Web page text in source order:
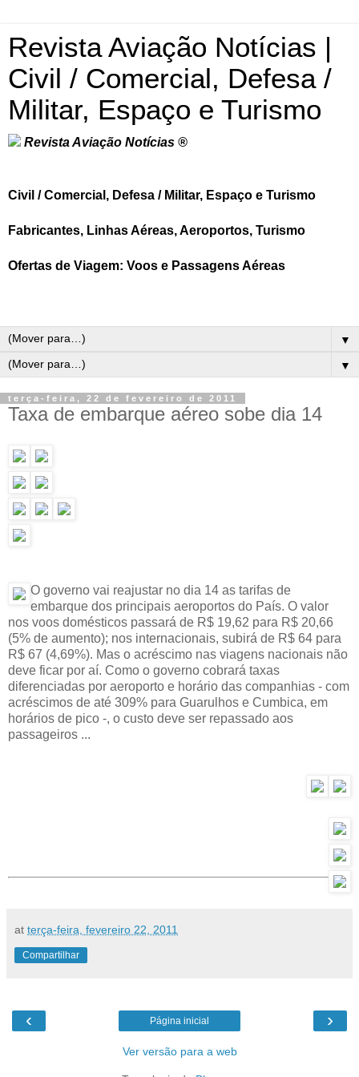
Revista Aviação Notícias |
Civil / Comercial, Defesa /
Militar, Espaço e Turismo
Revista Aviação Notícias ®
Civil / Comercial, Defesa / Militar, Espaço e Turismo
Fabricantes, Linhas Aéreas, Aeroportos, Turismo
Ofertas de Viagem: Voos e Passagens Aéreas
▼
▼
terça-feira, 22 de fevereiro de 2011
Taxa de embarque aéreo sobe dia 14
O governo vai reajustar no dia 14 as tarifas de
embarque dos principais aeroportos do País. O valor
nos voos domésticos passará de R$ 19,62 para R$ 20,66
(5% de aumento); nos internacionais, subirá de R$ 64 para
R$ 67 (4,69%). Mas o acréscimo nas viagens nacionais não
deve ficar por aí. Como o governo cobrará taxas
diferenciadas por aeroporto e horário das companhias - com
acréscimos de até 309% para Guarulhos e Cumbica, em
horários de pico -, o custo deve ser repassado aos
passageiros ...
at terça-feira, fevereiro 22, 2011
Compartilhar
‹ ›
Página inicial
Ver versão para a web